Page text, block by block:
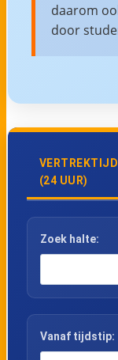
daarom
door
(24 UUR)
Zoek halte:
Vanaf tijdstip: